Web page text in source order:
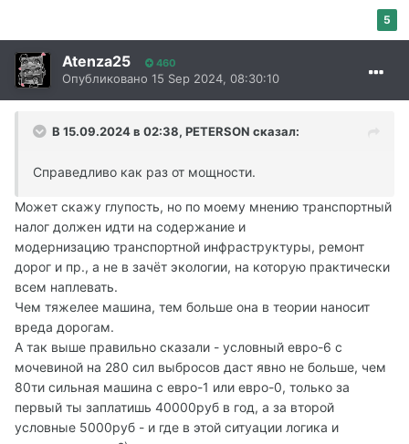
5
Atenza25 460
Опубликовано 15 Sep 2024, 08:30:10
В 15.09.2024 в 02:38, PETERSON сказал:
Справедливо как раз от мощности.
Может скажу глупость, но по моему мнению транспортный
налог должен идти на содержание и
модернизацию транспортной инфраструктуры, ремонт
дорог и пр., а не в зачёт экологии, на которую практически
всем наплевать.
Чем тяжелее машина, тем больше она в теории наносит
вреда дорогам.
А так выше правильно сказали - условный евро-6 с
мочевиной на 280 сил выбросов даст явно не больше, чем
80ти сильная машина с евро-1 или евро-0, только за
первый ты заплатишь 40000руб в год, а за второй
условные 5000руб - и где в этой ситуации логика и